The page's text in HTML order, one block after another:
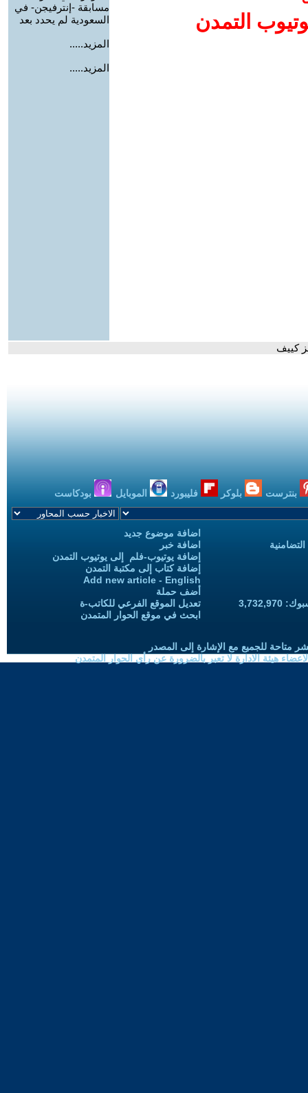
التمدن
مسابقة -إنترفيجن- في
السعودية لم يحدد بعد
المزيد.....
المزيد.....
كييف
بنترست بلوكر فليبورد الموبايل بودكاست
اضافة موضوع جديد
اضافة خبر
إضافة يوتيوب-فلم إلى يوتيوب التمدن
إضافة كتاب إلى مكتبة التمدن
Add new article - English
أضف حملة
تعديل الموقع الفرعي للكاتب-ة
ابحث في موقع الحوار المتمدن
متاحة للجميع مع الإشارة إلى المصدر
هيئة الادارة لا تعبر بالضرورة عن رأي الحوار المتمدن